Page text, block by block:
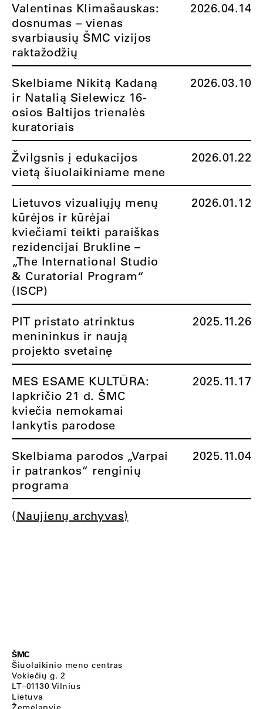
Valentinas Klimašauskas:
dosnumas – vienas
svarbiausių ŠMC vizijos
raktažodžių
2026.04.14
Skelbiame Nikitą Kadaną
ir Natalią Sielewicz 16-
osios Baltijos trienalės
kuratoriais
2026.03.10
Žvilgsnis į edukacijos
vietą šiuolaikiniame mene
2026.01.22
Lietuvos vizualiųjų menų
kūrėjos ir kūrėjai
kviečiami teikti paraiškas
rezidencijai Brukline –
„The International Studio
& Curatorial Program“
(ISCP)
2026.01.12
PIT pristato atrinktus
menininkus ir naują
projekto svetainę
2025.11.26
MES ESAME KULTŪRA:
lapkričio 21 d. ŠMC
kviečia nemokamai
lankytis parodose
2025.11.17
Skelbiama parodos „Varpai
ir patrankos“ renginių
programa
2025.11.04
(Naujienų archyvas)
ŠMC
Šiuolaikinio meno centras
Vokiečių g. 2
LT–01130 Vilnius
Lietuva